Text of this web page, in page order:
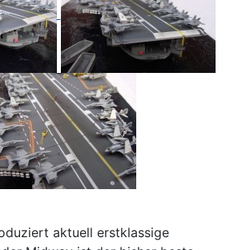
aktuell erstklassige